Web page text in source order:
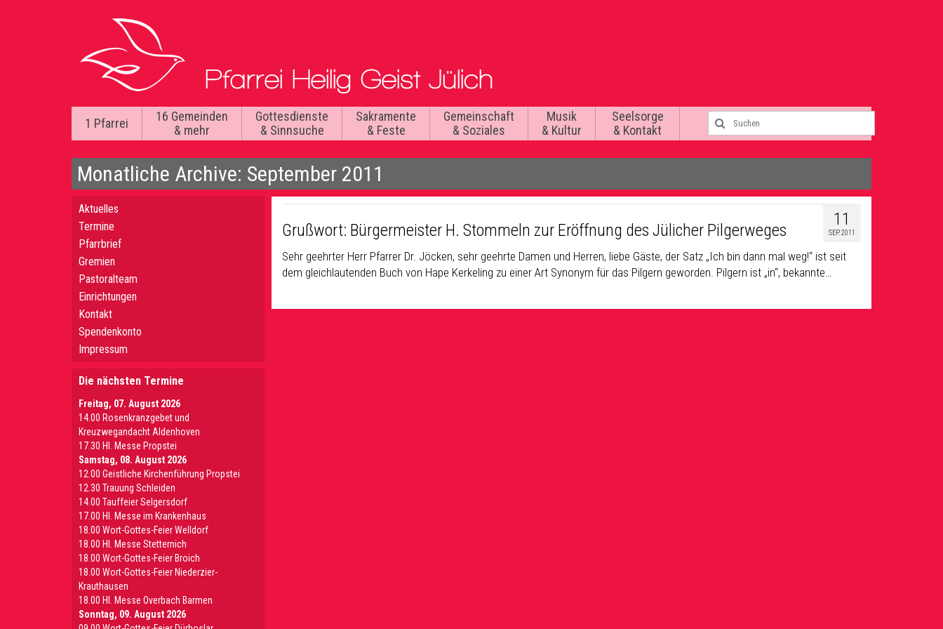
1 Pfarrei
16 Gemeinden
& mehr
Gottesdienste
& Sinnsuche
Sakramente
& Feste
Gemeinschaft
& Soziales
Musik
& Kultur
Seelsorge
& Kontakt
Monatliche Archive: September 2011
11
SEP. 2011
Grußwort: Bürgermeister H. Stommeln zur Eröffnung des Jülicher Pilgerweges
Sehr geehrter Herr Pfarrer Dr. Jöcken, sehr geehrte Damen und Herren, liebe Gäste, der Satz „Ich bin dann mal weg!“ ist seit
dem gleichlautenden Buch von Hape Kerkeling zu einer Art Synonym für das Pilgern geworden. Pilgern ist „in“, bekannte…
Aktuelles
Termine
Pfarrbrief
Gremien
Pastoralteam
Einrichtungen
Kontakt
Spendenkonto
Impressum
Die nächsten Termine
Freitag, 07. August 2026
14.00 Rosenkranzgebet und
Kreuzwegandacht Aldenhoven
17.30 Hl. Messe Propstei
Samstag, 08. August 2026
12.00 Geistliche Kirchenführung Propstei
12.30 Trauung Schleiden
14.00 Tauffeier Selgersdorf
17.00 Hl. Messe im Krankenhaus
18.00 Wort-Gottes-Feier Welldorf
18.00 Hl. Messe Stetternich
18.00 Wort-Gottes-Feier Broich
18.00 Wort-Gottes-Feier Niederzier-
Krauthausen
18.00 Hl. Messe Overbach Barmen
Sonntag, 09. August 2026